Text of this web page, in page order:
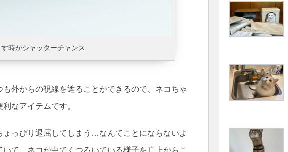
時がシャッターチャンス
外からの視線を遮ることができるので、ネコちゃ
なアイテムです。
っぴり退屈してしまう…なんてことにならないよ
て、ネコが中でくつろいでいる様子を真上からこ